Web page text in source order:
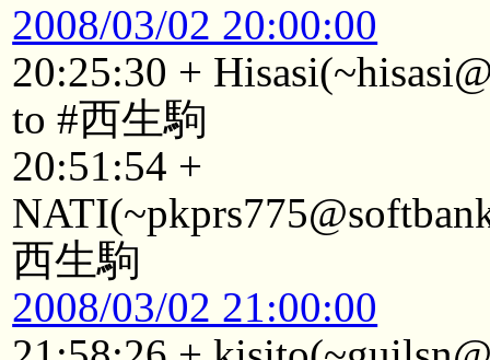
2008/03/02 20:00:00
20:25:30 +
to #西生駒
20:51:54 +
西生駒
2008/03/02 21:00:00